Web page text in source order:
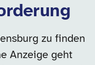
zu finden
Anzeige geht